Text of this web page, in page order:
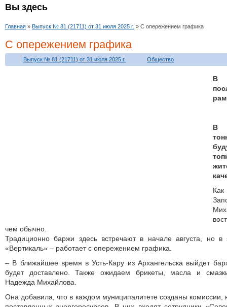
Вы здесь
Главная » Выпуск № 81 (21711) от 31 июля 2025 г. » С опережением графика
С опережением графика
Выпуск № 81 (21711) от 31 июля 2025 г. Общество
В
В
чем обычно.
Традиционно баржи здесь встречают в начале августа, но
«Вертикаль» – работает с опережением графика.
– В ближайшее время в Усть-Кару из Архангельска выйдет
будет доставлено. Также ожидаем брикеты, масла и
Надежда Михайлова.
Она добавила, что в каждом муниципалитете созданы комиссии,